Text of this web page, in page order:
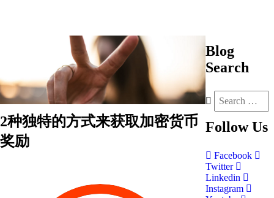
2种独特的方式来获取加密货币
奖励
Blog
Search
Follow Us
Facebook
Twitter
Linkedin
Instagram